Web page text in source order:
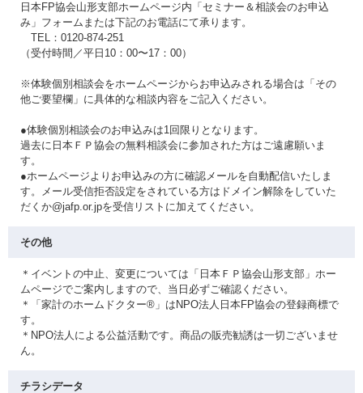
日本FP協会山形支部ホームページ内「セミナー＆相談会のお申込
み」フォームまたは下記のお電話にて承ります。
TEL：0120-874-251
（受付時間／平日10：00〜17：00）
※体験個別相談会をホームページからお申込みされる場合は「その
他ご要望欄」に具体的な相談内容をご記入ください。
●体験個別相談会のお申込みは1回限りとなります。
過去に日本ＦＰ協会の無料相談会に参加された方はご遠慮願いま
す。
●ホームページよりお申込みの方に確認メールを自動配信いたしま
す。メール受信拒否設定をされている方はドメイン解除をしていた
だくか@jafp.or.jpを受信リストに加えてください。
その他
＊イベントの中止、変更については「日本ＦＰ協会山形支部」ホー
ムページでご案内しますので、当日必ずご確認ください。
＊「家計のホームドクター®」はNPO法人日本FP協会の登録商標で
す。
＊NPO法人による公益活動です。商品の販売勧誘は一切ございませ
ん。
チラシデータ